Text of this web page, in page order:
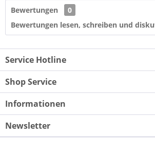
Bewertungen
0
Bewertungen lesen, schreiben und
Service Hotline
Shop Service
Informationen
Newsletter